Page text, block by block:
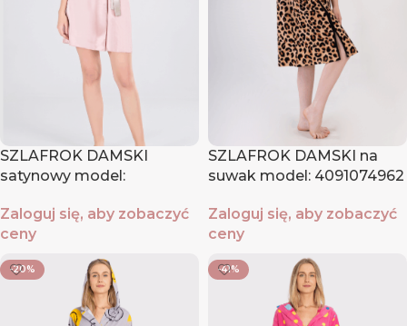
SZLAFROK DAMSKI
satynowy model:
Zaloguj się, aby zobaczyć
ceny
SZLAFROK DAMSKI na
suwak model: 4091074962
Zaloguj się, aby zobaczyć
ceny
-20% -41%